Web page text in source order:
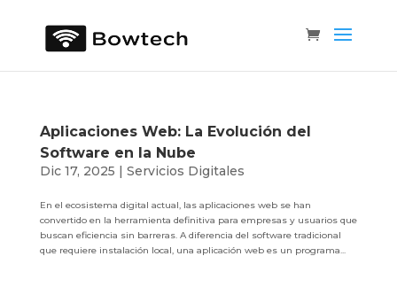
Aplicaciones Web: La Evolución del
Software en la Nube
Dic 17, 2025 | Servicios Digitales
En el ecosistema digital actual, las aplicaciones web se han
convertido en la herramienta definitiva para empresas y usuarios que
buscan eficiencia sin barreras. A diferencia del software tradicional
que requiere instalación local, una aplicación web es un programa...